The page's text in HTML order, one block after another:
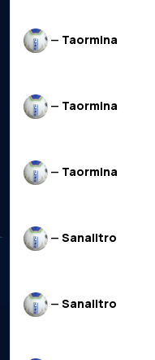
— Taormina
— Taormina
— Taormina
— Sanalitro
— Sanalitro